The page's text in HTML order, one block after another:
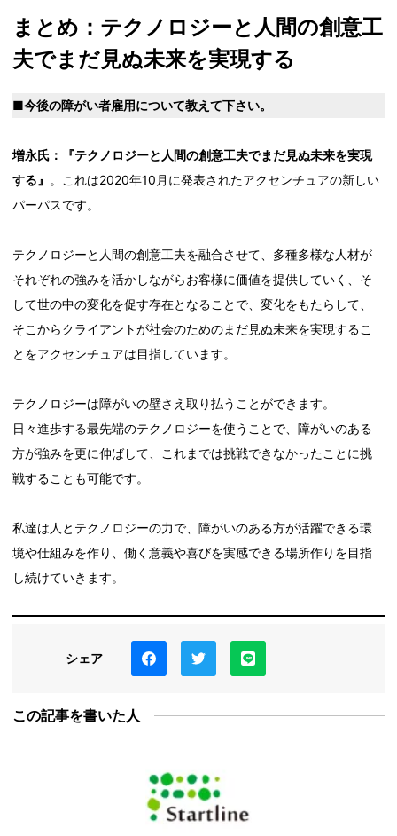
まとめ：テクノロジーと人間の創意工
夫でまだ見ぬ未来を実現する
■今後の障がい者雇用について教えて下さい。
増永氏：『テクノロジーと人間の創意工夫でまだ見ぬ未来を実現
する』 。これは2020年10月に発表されたアクセンチュアの新しい
パーパスです。
テクノロジーと人間の創意工夫を融合させて、多種多様な人材が
それぞれの強みを活かしながらお客様に価値を提供していく、そ
して世の中の変化を促す存在となることで、変化をもたらして、
そこからクライアントが社会のためのまだ見ぬ未来を実現するこ
とをアクセンチュアは目指しています。
テクノロジーは障がいの壁さえ取り払うことができます。
日々進歩する最先端のテクノロジーを使うことで、障がいのある
方が強みを更に伸ばして、これまでは挑戦できなかったことに挑
戦することも可能です。
私達は人とテクノロジーの力で、障がいのある方が活躍できる環
境や仕組みを作り、働く意義や喜びを実感できる場所作りを目指
し続けていきます。
シェア
この記事を書いた人